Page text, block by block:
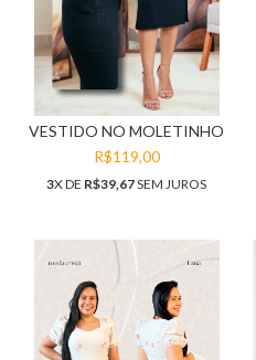
VESTIDO NO MOLETINHO
R$119,00
3X DE R$39,67SEM JUROS